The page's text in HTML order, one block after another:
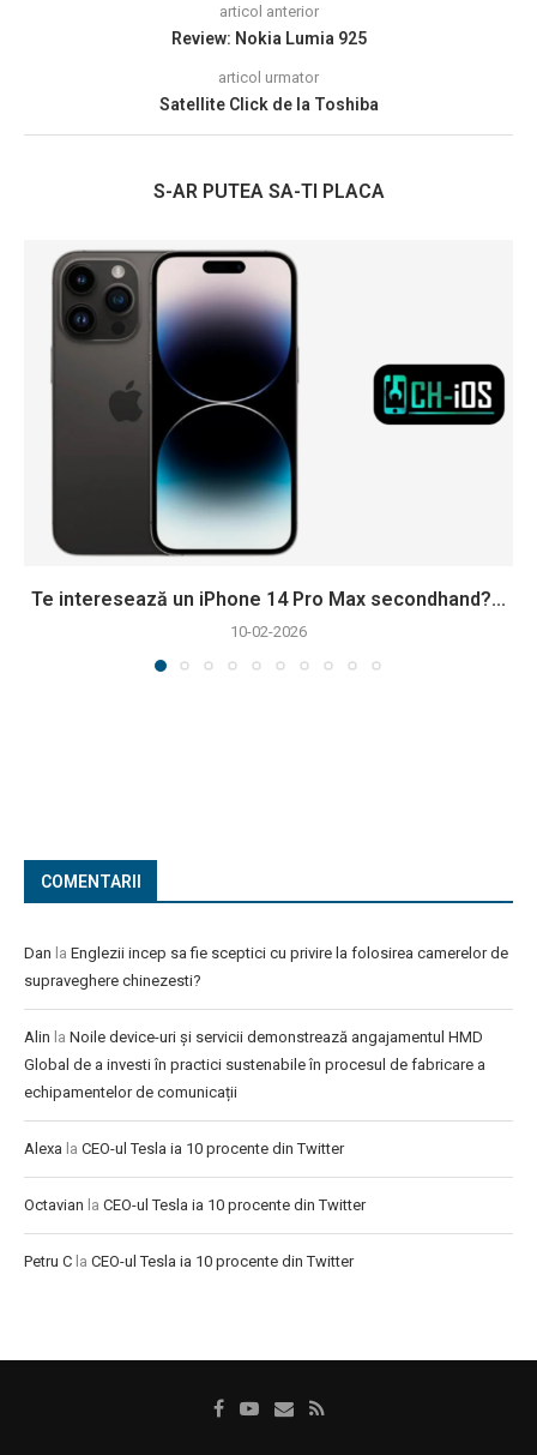
articol anterior
Review: Nokia Lumia 925
articol urmator
Satellite Click de la Toshiba
S-AR PUTEA SA-TI PLACA
Te interesează un iPhone 14 Pro Max secondhand?...
10-02-2026
COMENTARII
Dan la Englezii incep sa fie sceptici cu privire la folosirea camerelor de
supraveghere chinezesti?
Alin la Noile device-uri și servicii demonstrează angajamentul HMD
Global de a investi în practici sustenabile în procesul de fabricare a
echipamentelor de comunicații
Alexa la CEO-ul Tesla ia 10 procente din Twitter
Octavian la CEO-ul Tesla ia 10 procente din Twitter
Petru C la CEO-ul Tesla ia 10 procente din Twitter